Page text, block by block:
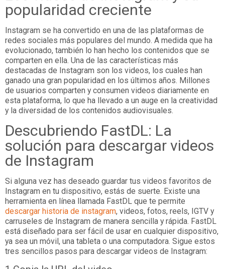
popularidad creciente
Instagram se ha convertido en una de las plataformas de
redes sociales más populares del mundo. A medida que ha
evolucionado, también lo han hecho los contenidos que se
comparten en ella. Una de las características más
destacadas de Instagram son los videos, los cuales han
ganado una gran popularidad en los últimos años. Millones
de usuarios comparten y consumen videos diariamente en
esta plataforma, lo que ha llevado a un auge en la creatividad
y la diversidad de los contenidos audiovisuales.
Descubriendo FastDL: La
solución para descargar videos
de Instagram
Si alguna vez has deseado guardar tus videos favoritos de
Instagram en tu dispositivo, estás de suerte. Existe una
herramienta en línea llamada FastDL que te permite
descargar historia de instagram, videos, fotos, reels, IGTV y
carruseles de Instagram de manera sencilla y rápida. FastDL
está diseñado para ser fácil de usar en cualquier dispositivo,
ya sea un móvil, una tableta o una computadora. Sigue estos
tres sencillos pasos para descargar videos de Instagram: